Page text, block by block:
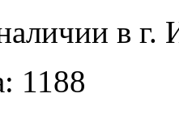
в г.
1188